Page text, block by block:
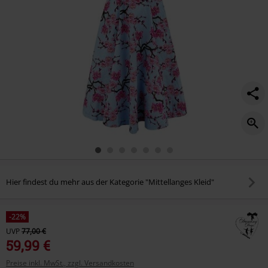
Hier findest du mehr aus der Kategorie "Mittellanges Kleid"
-22%
UVP77,00 €
59,99 €
Preise inkl. MwSt., zzgl. Versandkosten